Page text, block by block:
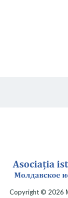
Copyright © 2026